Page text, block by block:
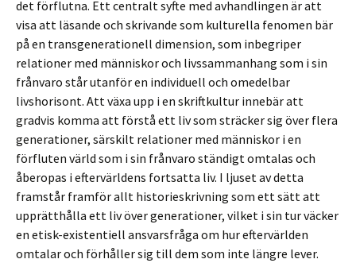
det förflutna. Ett centralt syfte med avhandlingen är att
visa att läsande och skrivande som kulturella fenomen bär
på en transgenerationell dimension, som inbegriper
relationer med människor och livssammanhang som i sin
frånvaro står utanför en individuell och omedelbar
livshorisont. Att växa upp i en skriftkultur innebär att
gradvis komma att förstå ett liv som sträcker sig över flera
generationer, särskilt relationer med människor i en
förfluten värld som i sin frånvaro ständigt omtalas och
åberopas i eftervärldens fortsatta liv. I ljuset av detta
framstår framför allt historieskrivning som ett sätt att
upprätthålla ett liv över generationer, vilket i sin tur väcker
en etisk-existentiell ansvarsfråga om hur eftervärlden
omtalar och förhåller sig till dem som inte längre lever.